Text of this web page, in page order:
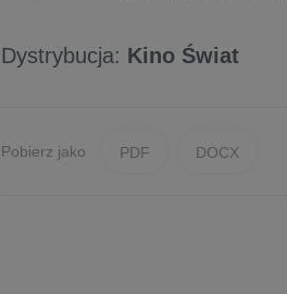
Dystrybucja: Kino Świat
Pobierz jako PDF DOCX